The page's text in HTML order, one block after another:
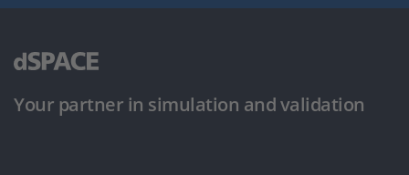
Your partner in simulation and validation